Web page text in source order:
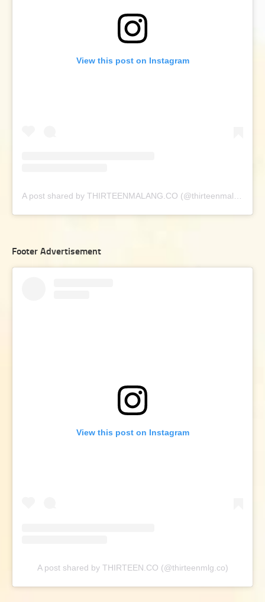
View this post on Instagram
A post shared by THIRTEENMALANG.CO (@thirteenmalang.co)
Footer Advertisement
View this post on Instagram
A post shared by THIRTEEN.CO (@thirteenmlg.co)